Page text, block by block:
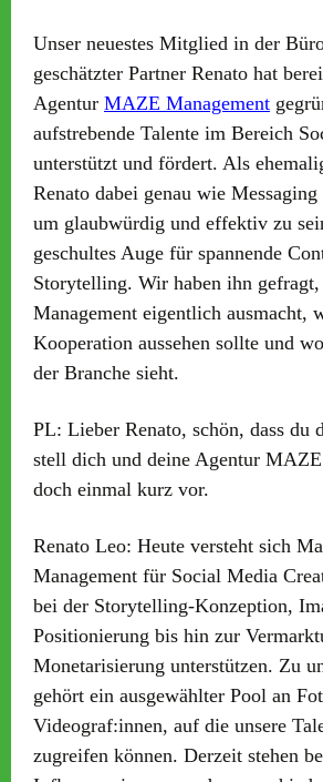
Unser neuestes Mitglied in der
geschätzter Partner Renato hat
Agentur MAZE Management
aufstrebende Talente im Bereich
unterstützt und fördert. Als
Renato dabei genau wie Messaging
um glaubwürdig und effektiv zu
geschultes Auge für spannende
Storytelling. Wir haben ihn
Management eigentlich ausmacht,
Kooperation aussehen sollte und
der Branche sieht.
PL: Lieber Renato, schön, dass du
stell dich und deine Agentur
doch einmal kurz vor.
Renato Leo: Heute versteht sich
Management für Social Media
bei der Storytelling-Konzeption,
Positionierung bis hin zur
Monetarisierung unterstützen. Zu
gehört ein ausgewählter Pool an
Videograf:innen, auf die unsere
zugreifen können. Derzeit stehen